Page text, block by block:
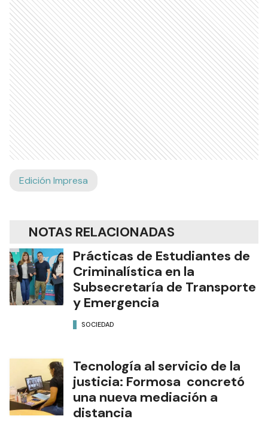
Edición Impresa
NOTAS RELACIONADAS
Prácticas de Estudiantes de
Criminalística en la
Subsecretaría de Transporte
y Emergencia
SOCIEDAD
Tecnología al servicio de la
justicia: Formosa concretó
una nueva mediación a
distancia